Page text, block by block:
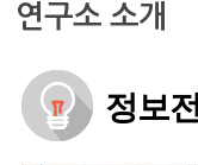
연구소 소개
정보